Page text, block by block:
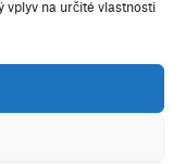
vplyv na určité vlastnosti